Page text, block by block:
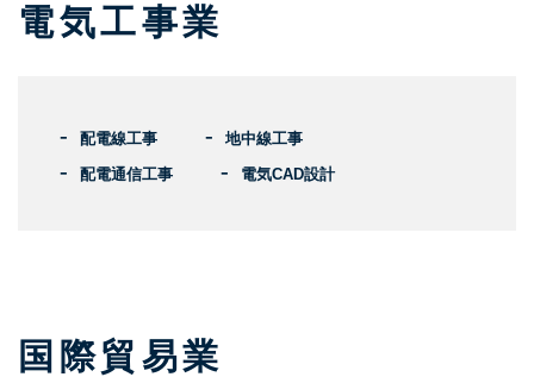
電気工事業
配電線工事
地中線工事
配電通信工事
電気CAD設計
国際貿易業